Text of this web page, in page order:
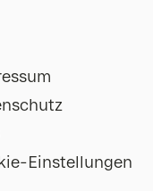
Einstellungen